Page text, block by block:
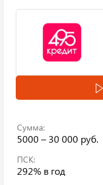
Сумма:
5000 – 30 000 руб.
ПСК:
292% в год